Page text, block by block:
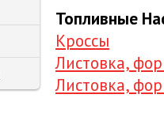
Топливные
Кроссы
Листовка,
Листовка,